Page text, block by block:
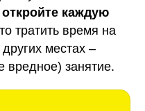
каждую
тратить время на
местах –
вредное) занятие.